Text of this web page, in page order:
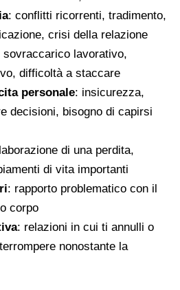
: conflitti ricorrenti, tradimento,
crisi della relazione
sovraccarico lavorativo,
difficoltà a staccare
personale: insicurezza,
decisioni, bisogno di capirsi
di una perdita,
di vita importanti
: rapporto problematico con il
corpo
: relazioni in cui ti annulli o
nonostante la